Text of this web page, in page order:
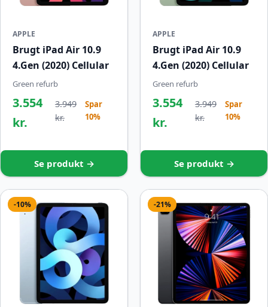
APPLE
Brugt iPad Air 10.9
4.Gen (2020) Cellular
Green refurb
3.554
kr.
3.949
kr.
Spar
10%
Se produkt →
APPLE
Brugt iPad Air 10.9
4.Gen (2020) Cellular
Green refurb
3.554
kr.
3.949
kr.
Spar
10%
Se produkt →
-10% -21%